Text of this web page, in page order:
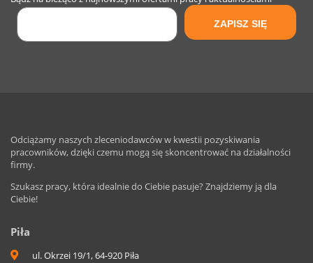
Odciążamy naszych zleceniodawców w kwestii pozyskiwania
pracowników, dzięki czemu mogą się skoncentrować na działalności
firmy.
Szukasz pracy, która idealnie do Ciebie pasuje? Znajdziemy ją dla
Ciebie!
Piła
ul. Okrzei 19/1, 64-920 Piła